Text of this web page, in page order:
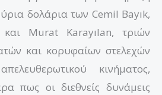
δολάρια των Cemil Bayık,
Murat Karayılan, τριών
και κορυφαίων στελεχών
κινήματος,
πως οι διεθνείς δυνάμεις